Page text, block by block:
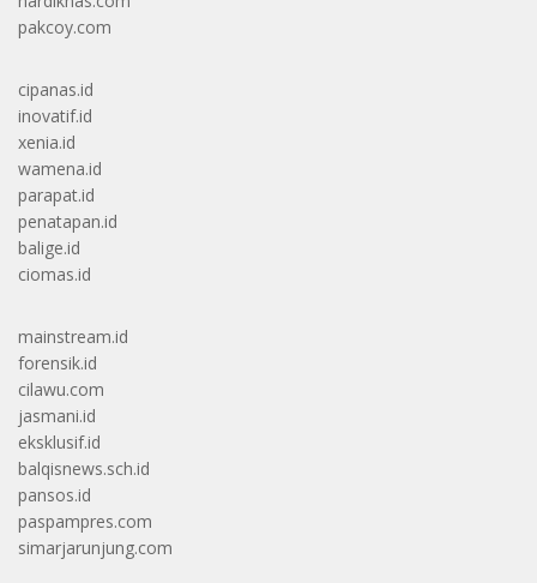
pakcoy.com
cipanas.id
inovatif.id
xenia.id
wamena.id
parapat.id
penatapan.id
balige.id
ciomas.id
mainstream.id
forensik.id
cilawu.com
jasmani.id
eksklusif.id
balqisnews.sch.id
pansos.id
paspampres.com
simarjarunjung.com